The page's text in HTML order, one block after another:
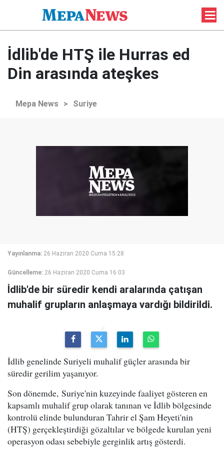
İdlib'de HTŞ ile Hurras ed
Din arasında ateşkes
Mepa News > Suriye
Yayınlanma: 26 Haziran 2020 Cuma 15:28
Güncelleme: 26 Haziran 2020 Cuma 16:03
İdlib'de bir süredir kendi aralarında çatışan
muhalif grupların anlaşmaya vardığı bildirildi.
İdlib genelinde Suriyeli muhalif güçler arasında bir
süredir gerilim yaşanıyor.
Son dönemde, Suriye'nin kuzeyinde faaliyet gösteren en
kapsamlı muhalif grup olarak tanınan ve İdlib bölgesinde
kontrolü elinde bulunduran Tahrir el Şam Heyeti'nin
(HTŞ) gerçekleştirdiği gözaltılar ve bölgede kurulan yeni
operasyon odası sebebiyle gerginlik artış gösterdi.